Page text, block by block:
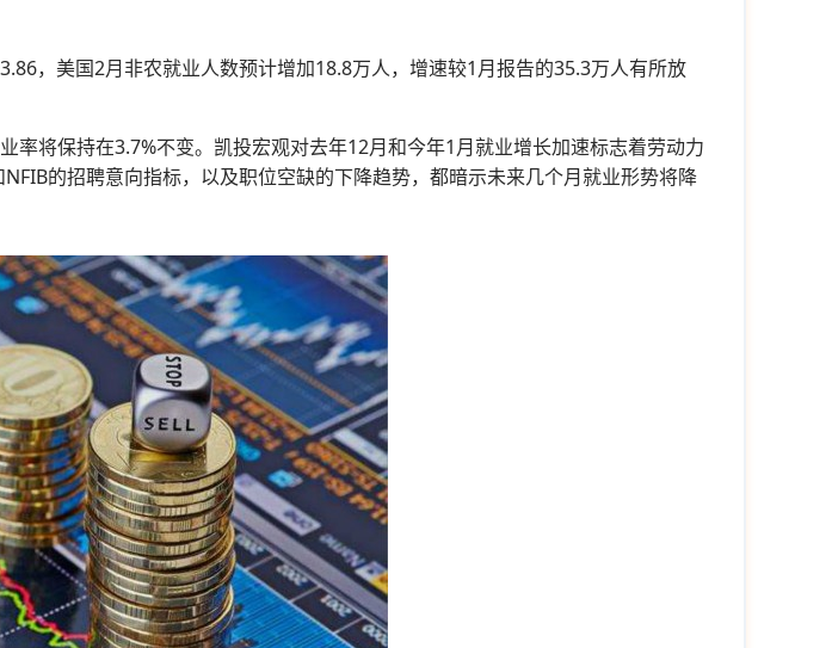
，美国2月非农就业人数预计增加18.8万人，增速较1月报告的35.3万人有所放
将保持在3.7%不变。凯投宏观对去年12月和今年1月就业增长加速标志着劳动力
的招聘意向指标，以及职位空缺的下降趋势，都暗示未来几个月就业形势将降